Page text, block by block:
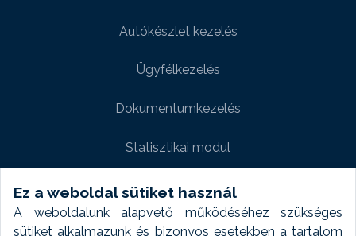
Ez a weboldal sütiket használ
A weboldalunk alapvető működéséhez szükséges
sütiket alkalmazunk és bizonyos esetekben a tartalom
Autókészlet kezelés
Ügyfélkezelés
Dokumentumkezelés
Statisztikai modul
Weboldal modul
Fényképtár extra modul